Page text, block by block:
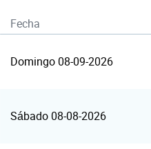
Fecha
Domingo 08-09-2026
Sábado 08-08-2026